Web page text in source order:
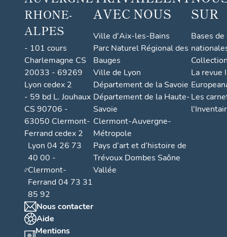
protégé
également
pisé est la
de haut,
les
couches,
appliqué
décoffrée
progresse
pierre, soit
RHONE-
ALPES
- 101 cours
Charlemagne CS
20033 - 69269
Lyon cedex 2
- 59 bd L. Jouhaux
CS 90706 -
63050 Clermont-
Ferrand cedex 2
Lyon 04 26 73
40 00 -
Clermont-
Ferrand 04 73 31
85 92
Nous contacter
Aide
Mentions
AVEC NOUS
Ville d'Aix-les-Bains
Parc Naturel Régional des
Bauges
Ville de Lyon
Département de la Savoie
Département de la Haute-
Savoie
Clermont-Auvergne-
Métropole
Pays d’art et d’histoire de
Trévoux Dombes Saône
Vallée
SUR
Bases
La revue
Les